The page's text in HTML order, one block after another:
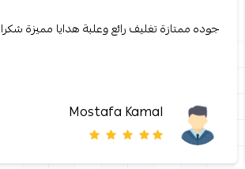
جوده ممتازة تغليف رائع وعلبة هدايا مميزة
Mostafa Kamal